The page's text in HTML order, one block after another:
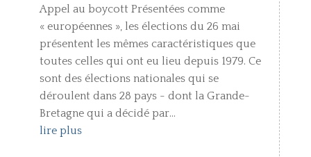
Appel au boycott Présentées comme
« européennes », les élections du 26 mai
présentent les mêmes caractéristiques que
toutes celles qui ont eu lieu depuis 1979. Ce
sont des élections nationales qui se
déroulent dans 28 pays - dont la Grande-
Bretagne qui a décidé par...
lire plus